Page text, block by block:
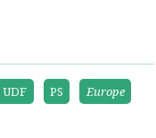
UDF PS
Europe